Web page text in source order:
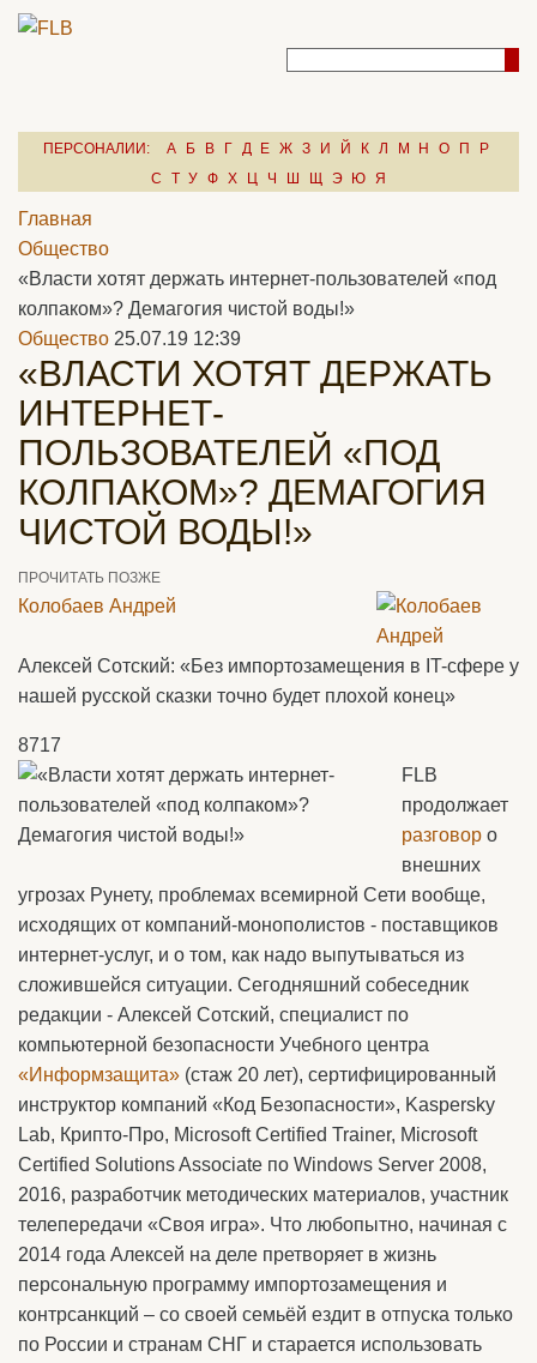
ПЕРСОНАЛИИ: А Б В Г Д Е Ж З И Й К Л М Н О П
Р
С
Т У Ф Х Ц Ч Ш Щ Э Ю Я
Главная
Общество
«Власти хотят держать интернет-пользователей «под
колпаком»? Демагогия чистой воды!»
Общество 25.07.19 12:39
«ВЛАСТИ ХОТЯТ ДЕРЖАТЬ
ИНТЕРНЕТ-
ПОЛЬЗОВАТЕЛЕЙ «ПОД
КОЛПАКОМ»? ДЕМАГОГИЯ
ЧИСТОЙ ВОДЫ!»
ПРОЧИТАТЬ ПОЗЖЕ
Колобаев Андрей
Алексей Сотский: «Без импортозамещения в IT-сфере у
нашей русской сказки точно будет плохой конец»
8717
FLB
продолжает
разговор о
внешних
угрозах Рунету, проблемах всемирной Сети вообще,
исходящих от компаний-монополистов - поставщиков
интернет-услуг, и о том, как надо выпутываться из
сложившейся ситуации. Сегодняшний собеседник
редакции - Алексей Сотский, специалист по
компьютерной безопасности Учебного центра
«Информзащита» (стаж 20 лет), сертифицированный
инструктор компаний «Код Безопасности», Kaspersky
Lab, Крипто-Про, Microsoft Certified Trainer, Microsoft
Certified Solutions Associate по Windows Server 2008,
2016, разработчик методических материалов, участник
телепередачи «Своя игра». Что любопытно, начиная с
2014 года Алексей на деле претворяет в жизнь
персональную программу импортозамещения и
контрсанкций – со своей семьёй ездит в отпуска только
по России и странам СНГ и старается использовать